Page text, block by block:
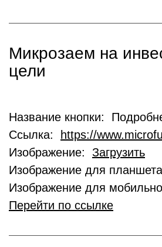
Микрозаем на
цели
Название кнопки:
Ссылка:
https://
Изображение: Загрузить
Изображение для
Изображение для
Перейти по ссылке